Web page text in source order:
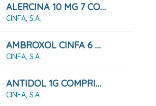
ALERCINA 10 MG 7 COMPRIMIDOS RECUBIERTOS
CINFA, S.A.
AMBROXOL CINFA 6 MG/ML JARABE
CINFA, S.A.
ANTIDOL 1G COMPRIMIDOS
CINFA, S.A.